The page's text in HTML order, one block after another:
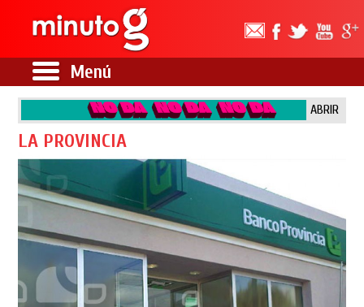
Menú
ABRIR
LA PROVINCIA